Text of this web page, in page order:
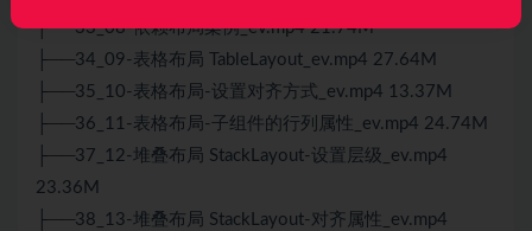
├──33_08-依赖布局案例_ev.mp4 21.74M
├──34_09-表格布局 TableLayout_ev.mp4 27.64M
├──35_10-表格布局-设置对齐方式_ev.mp4 13.37M
├──36_11-表格布局-子组件的行列属性_ev.mp4 24.74M
├──37_12-堆叠布局 StackLayout-设置层级_ev.mp4
23.36M
├──38_13-堆叠布局 StackLayout-对齐属性_ev.mp4